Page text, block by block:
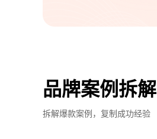
品牌案例拆解
拆解爆款案例，复制成功经验